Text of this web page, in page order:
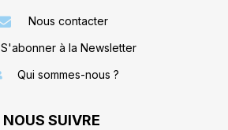
Nous contacter
S'abonner à la Newsletter
Qui sommes-nous ?
NOUS SUIVRE